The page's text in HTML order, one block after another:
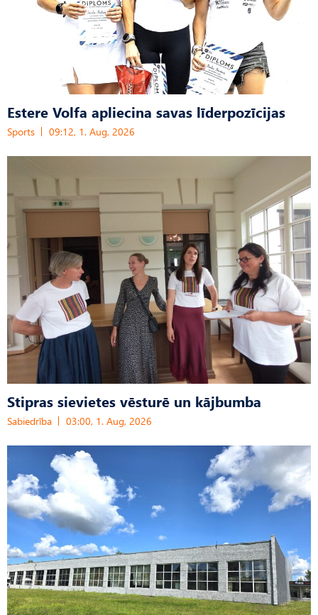
Estere Volfa apliecina savas līderpozīcijas
Sports 09:12, 1. Aug, 2026
Stipras sievietes vēsturē un kājbumba
Sabiedrība 03:00, 1. Aug, 2026